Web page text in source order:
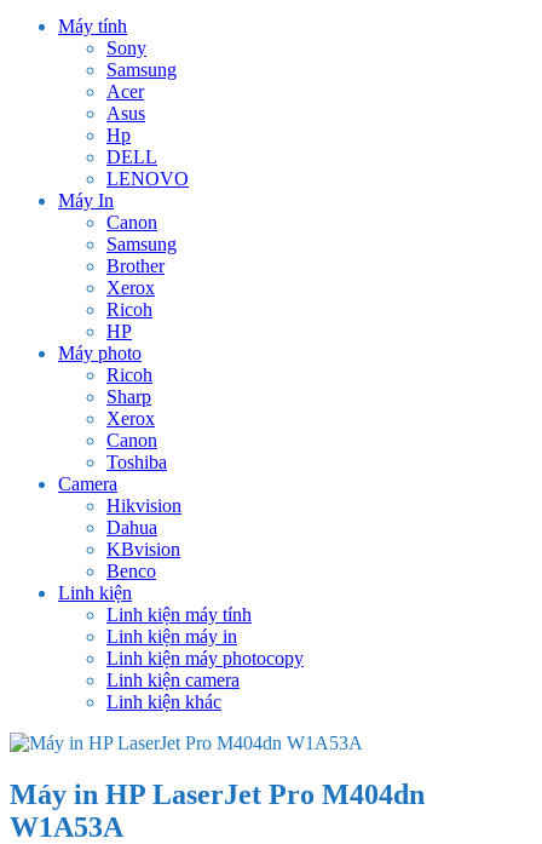
Máy tính
Sony
Samsung
Acer
Asus
Hp
DELL
LENOVO
Máy In
Canon
Samsung
Brother
Xerox
Ricoh
HP
Máy photo
Ricoh
Sharp
Xerox
Canon
Toshiba
Camera
Hikvision
Dahua
KBvision
Benco
Linh kiện
Linh kiện máy tính
Linh kiện máy in
Linh kiện máy photocopy
Linh kiện camera
Linh kiện khác
Máy in HP LaserJet Pro M404dn
W1A53A